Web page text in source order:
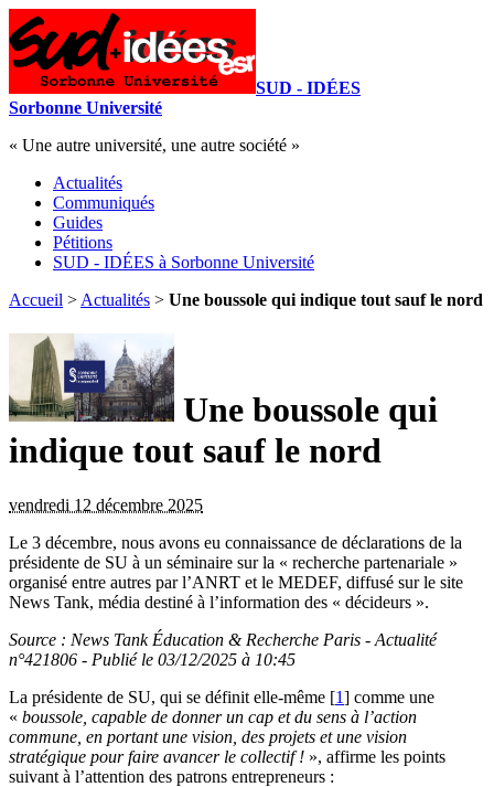
SUD - IDÉES
Sorbonne Université
« Une autre université, une autre société »
Actualités
Communiqués
Guides
Pétitions
SUD - IDÉES à Sorbonne Université
Accueil > Actualités > Une boussole qui indique tout sauf le nord
Une boussole qui
indique tout sauf le nord
vendredi 12 décembre 2025
Le 3 décembre, nous avons eu connaissance de déclarations de la
présidente de SU à un séminaire sur la « recherche partenariale »
organisé entre autres par l’ANRT et le MEDEF, diffusé sur le site
News Tank, média destiné à l’information des « décideurs ».
Source : News Tank Éducation & Recherche Paris - Actualité
n°421806 - Publié le 03/12/2025 à 10:45
La présidente de SU, qui se définit elle-même [1] comme une
« boussole, capable de donner un cap et du sens à l’action
commune, en portant une vision, des projets et une vision
stratégique pour faire avancer le collectif ! », affirme les points
suivant à l’attention des patrons entrepreneurs :